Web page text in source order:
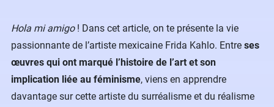
Hola mi amigo! Dans cet article, on te présente la vie
passionnante de l’artiste mexicaine Frida Kahlo. Entre ses
œuvres qui ont marqué l’histoire de l’art et son
implication liée au féminisme, viens en apprendre
davantage sur cette artiste du surréalisme et du réalisme